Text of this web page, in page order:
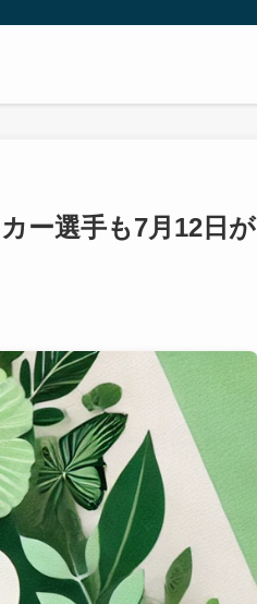
たコンテンツをお届けします。
ー選手も7月12日が